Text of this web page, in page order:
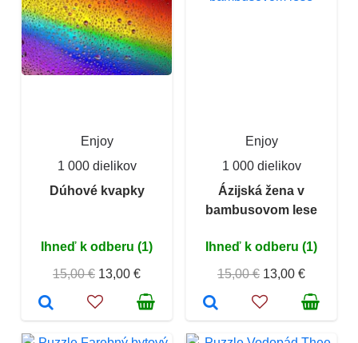
Enjoy
1 000 dielikov
Dúhové kvapky
Ihneď k odberu (1)
15,00 € 13,00 €
Enjoy
1 000 dielikov
Ázijská žena v
bambusovom lese
Ihneď k odberu (1)
15,00 € 13,00 €